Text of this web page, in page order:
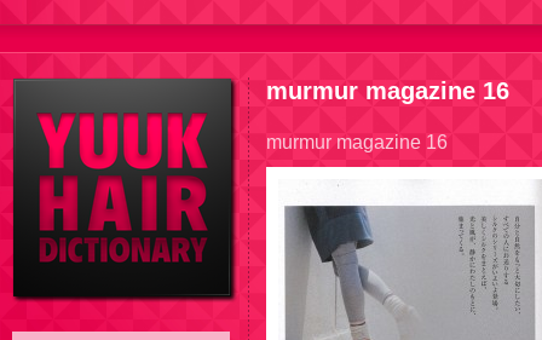
murmur magazine 16
murmur magazine 16